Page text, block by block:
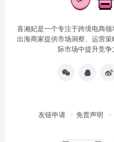
喜湘妃是一个专注于跨境电商
出海商家提供市场洞察、运营
际市场中提升竞争
友链申请 免责声明